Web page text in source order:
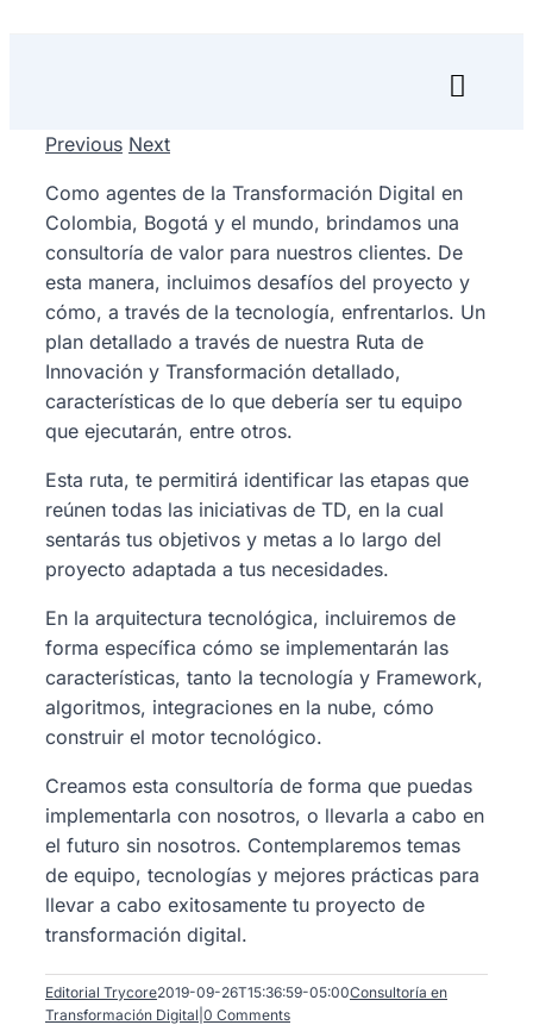
Inicio
Transfórmate
Renuévate
Aprende
Empresa
Search
for:
Previous Next
Como agentes de la Transformación Digital en
Colombia, Bogotá y el mundo, brindamos una
consultoría de valor para nuestros clientes. De
esta manera, incluimos desafíos del proyecto y
cómo, a través de la tecnología, enfrentarlos. Un
plan detallado a través de nuestra Ruta de
Innovación y Transformación detallado,
características de lo que debería ser tu equipo
que ejecutarán, entre otros.
Esta ruta, te permitirá identificar las etapas que
reúnen todas las iniciativas de TD, en la cual
sentarás tus objetivos y metas a lo largo del
proyecto adaptada a tus necesidades.
En la arquitectura tecnológica, incluiremos de
forma específica cómo se implementarán las
características, tanto la tecnología y Framework,
algoritmos, integraciones en la nube, cómo
construir el motor tecnológico.
Creamos esta consultoría de forma que puedas
implementarla con nosotros, o llevarla a cabo en
el futuro sin nosotros. Contemplaremos temas
de equipo, tecnologías y mejores prácticas para
llevar a cabo exitosamente tu proyecto de
transformación digital.
Editorial Trycore2019-09-26T15:36:59-05:00Consultoría en
Transformación Digital 0 Comments